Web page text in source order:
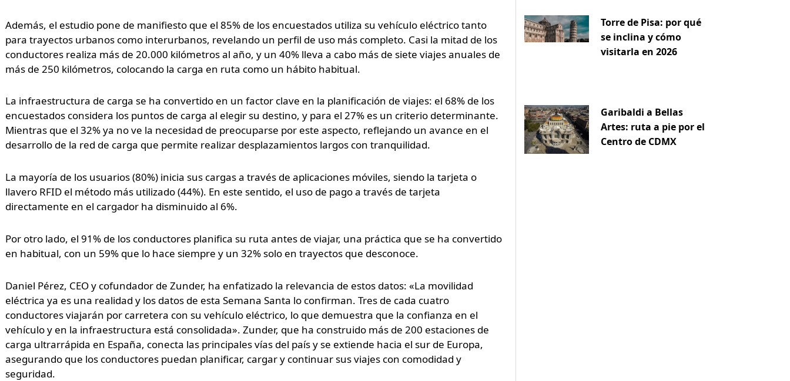
Además, el estudio pone de manifiesto que el 85% de los encuestados utiliza su vehículo eléctrico tanto
para trayectos urbanos como interurbanos, revelando un perfil de uso más completo. Casi la mitad de los
conductores realiza más de 20.000 kilómetros al año, y un 40% lleva a cabo más de siete viajes anuales de
más de 250 kilómetros, colocando la carga en ruta como un hábito habitual.
La infraestructura de carga se ha convertido en un factor clave en la planificación de viajes: el 68% de los
encuestados considera los puntos de carga al elegir su destino, y para el 27% es un criterio determinante.
Mientras que el 32% ya no ve la necesidad de preocuparse por este aspecto, reflejando un avance en el
desarrollo de la red de carga que permite realizar desplazamientos largos con tranquilidad.
La mayoría de los usuarios (80%) inicia sus cargas a través de aplicaciones móviles, siendo la tarjeta o
llavero RFID el método más utilizado (44%). En este sentido, el uso de pago a través de tarjeta
directamente en el cargador ha disminuido al 6%.
Por otro lado, el 91% de los conductores planifica su ruta antes de viajar, una práctica que se ha convertido
en habitual, con un 59% que lo hace siempre y un 32% solo en trayectos que desconoce.
Daniel Pérez, CEO y cofundador de Zunder, ha enfatizado la relevancia de estos datos: «La movilidad
eléctrica ya es una realidad y los datos de esta Semana Santa lo confirman. Tres de cada cuatro
conductores viajarán por carretera con su vehículo eléctrico, lo que demuestra que la confianza en el
vehículo y en la infraestructura está consolidada». Zunder, que ha construido más de 200 estaciones de
carga ultrarrápida en España, conecta las principales vías del país y se extiende hacia el sur de Europa,
asegurando que los conductores puedan planificar, cargar y continuar sus viajes con comodidad y
seguridad.
Torre de Pisa: por qué
se inclina y cómo
visitarla en 2026
Garibaldi a Bellas
Artes: ruta a pie por el
Centro de CDMX